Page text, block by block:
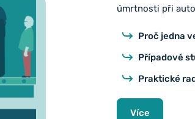
úmrtnosti při
Proč jedna
Případové
Praktické
Více